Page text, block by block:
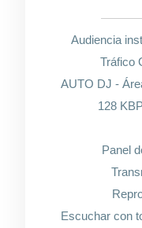
Audiencia
Tráfico
AUTO DJ -
128
Panel
Escuchar con